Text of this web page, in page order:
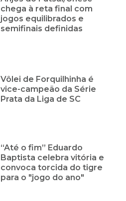
chega à reta final com
jogos equilibrados e
semifinais definidas
Vôlei de Forquilhinha é
vice-campeão da Série
Prata da Liga de SC
“Até o fim” Eduardo
Baptista celebra vitória e
convoca torcida do tigre
para o "jogo do ano"